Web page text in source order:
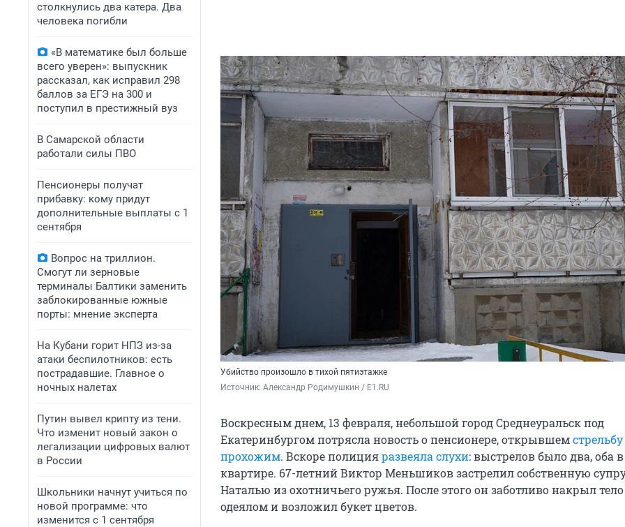
столкнулись два катера. Два
человека погибли
«В математике был больше
всего уверен»: выпускник
рассказал, как исправил 298
баллов за ЕГЭ на 300 и
поступил в престижный вуз
В Самарской области
работали силы ПВО
Пенсионеры получат
прибавку: кому придут
дополнительные выплаты с 1
сентября
Вопрос на триллион.
Смогут ли зерновые
терминалы Балтики заменить
заблокированные южные
порты: мнение эксперта
На Кубани горит НПЗ из-за
атаки беспилотников: есть
пострадавшие. Главное о
ночных налетах
Путин вывел крипту из тени.
Что изменит новый закон о
легализации цифровых валют
в России
Школьники начнут учиться по
новой программе: что
изменится с 1 сентября
Убийство произошло в тихой пятиэтажке
Источник: Александр Родимушкин / E1.RU
Воскресным днем, 13 февраля, небольшой город Среднеуральск под
Екатеринбургом потрясла новость о пенсионере, открывшем
прохожим. Вскоре полицияразвеяла слухи: выстрелов было два, оба в
квартире. 67-летний Виктор Меньшиков застрелил собственную
Наталью из охотничьего ружья. После этого он заботливо накрыл
одеялом и возложил букет цветов.